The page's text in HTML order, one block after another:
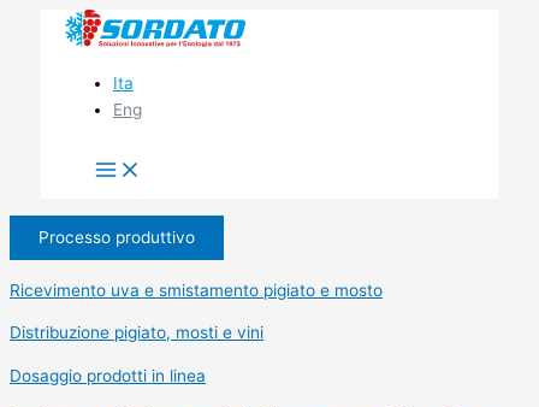
Ita
Eng
Processo produttivo
Ricevimento uva e smistamento pigiato e mosto
Distribuzione pigiato, mosti e vini
Dosaggio prodotti in linea